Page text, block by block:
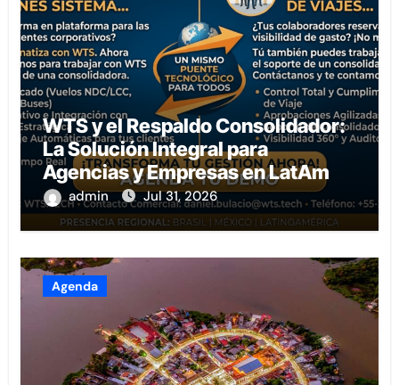
WTS y el Respaldo Consolidador:
La Solución Integral para
Agencias y Empresas en LatAm
admin Jul 31, 2026
Agenda